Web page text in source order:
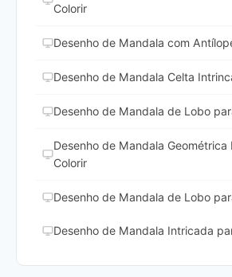
Colorir
Desenho de Mandala com
Desenho de Mandala Celta
Desenho de Mandala de Lobo
Desenho de Mandala
Colorir
Desenho de Mandala de Lobo
Desenho de Mandala Intricada